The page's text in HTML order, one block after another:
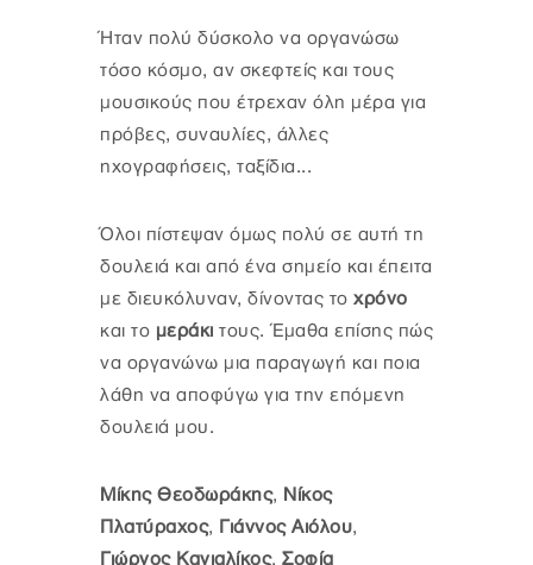
Ήταν πολύ δύσκολο να οργανώσω
τόσο κόσμο, αν σκεφτείς και τους
μουσικούς που έτρεχαν όλη μέρα για
πρόβες, συναυλίες, άλλες
ηχογραφήσεις, ταξίδια...
Όλοι πίστεψαν όμως πολύ σε αυτή τη
δουλειά και από ένα σημείο και έπειτα
με διευκόλυναν, δίνοντας το χρόνο
και το μεράκι τους. Έμαθα επίσης πώς
να οργανώνω μια παραγωγή και ποια
λάθη να αποφύγω για την επόμενη
δουλειά μου.
Μίκης Θεοδωράκης, Νίκος
Πλατύραχος, Γιάννος Αιόλου,
Γιώργος Καγιαλίκος, Σοφία